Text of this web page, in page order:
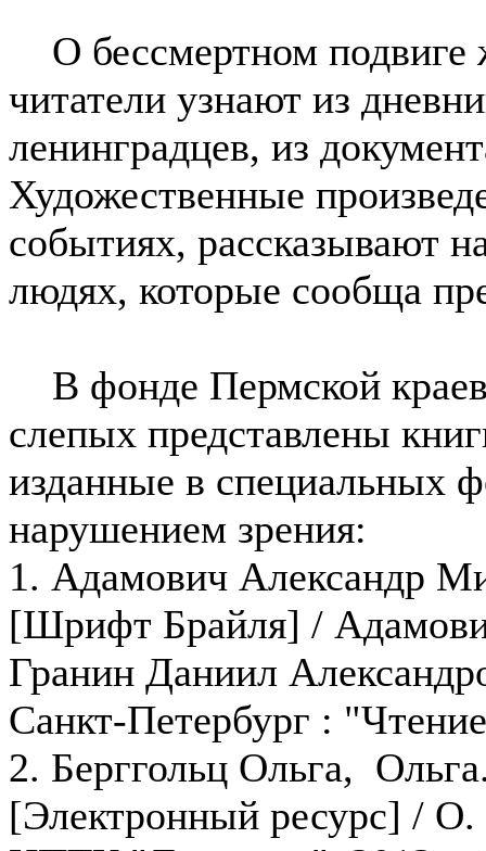
О бессмертном подвиге
читатели узнают из
ленинградцев, из
Художественные
событиях, рассказывают
людях, которые сообща
В фонде Пермской
слепых представлены
изданные в специальных
нарушением зрения:
1. Адамович Александр
[Шрифт Брайля] /
Гранин Даниил
Санкт-Петербург :
2. Берггольц Ольга,
[Электронный ресурс] /